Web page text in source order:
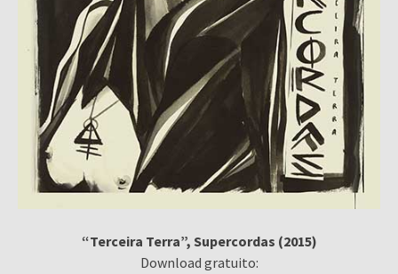
“Terceira Terra”, Supercordas (2015)
Download gratuito: